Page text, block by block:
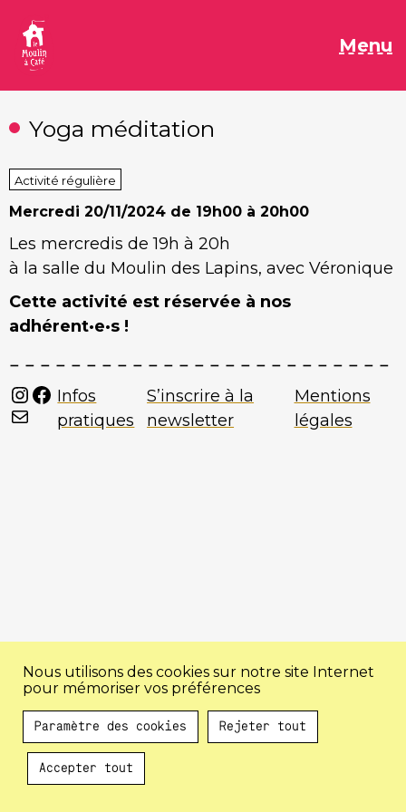
contenu
Menu
Yoga méditation
Activité régulière
Mercredi 20/11/2024 de 19h00 à 20h00
Les mercredis de 19h à 20h
à la salle du Moulin des Lapins, avec Véronique
Cette activité est réservée à nos
adhérent·e·s !
Instagram
Facebook
Mail
Infos
pratiques
S’inscrire à la
newsletter
Mentions
légales
Au programme !
Nous utilisons des cookies sur notre site Internet
pour mémoriser vos préférences
Paramètre des cookies Rejeter tout
Accepter tout